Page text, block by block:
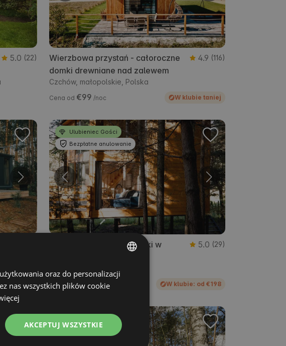
5.0 (22)
Wierzbowa przystań - całoroczne
domki drewniane nad zalewem
4.9 (116)
Czchów, małopolskie, Polska
Cena od €99 /noc W klubie taniej
taniej
Ulubieniec Gości
Bezpłatne anulowanie
Wood Land Liswarta domki w
5.0 (29)
Cena od€222/noc W klubie: od €198
ENGLISH
SPANISH
GERMAN
oraz do personalizacji
nas wszystkich plików cookie
AKCEPTUJ WSZYSTKIE